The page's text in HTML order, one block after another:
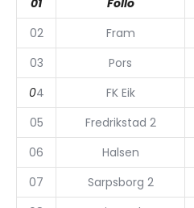
02
Fram
03
Pors
04 FK Eik
05
Fredrikstad 2
06
Halsen
07
Sarpsborg 2